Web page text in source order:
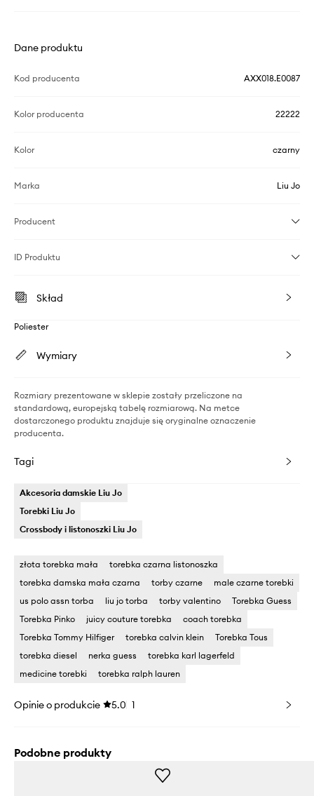
Dane produktu
Kod producenta AXX018.E0087
Kolor producenta 22222
Kolor czarny
Marka Liu Jo
Producent
ID Produktu
Skład
Poliester
Wymiary
Rozmiary prezentowane w sklepie zostały przeliczone na
standardową, europejską tabelę rozmiarową. Na metce
dostarczonego produktu znajduje się oryginalne oznaczenie
producenta.
Tagi
Akcesoria damskie Liu Jo
Torebki Liu Jo
Crossbody i listonoszki Liu Jo
złota torebka mała
torebka czarna listonoszka
torebka damska mała czarna
torby czarne
male czarne torebki
us polo assn torba
liu jo torba torby valentino
Torebka Guess
Torebka Pinko
juicy couture torebka
coach torebka
Torebka Tommy Hilfiger
torebka calvin klein
Torebka Tous
torebka diesel
nerka guess
torebka karl lagerfeld
medicine torebki
torebka ralph lauren
Opinie o produkcie 5.0 1
Podobne produkty